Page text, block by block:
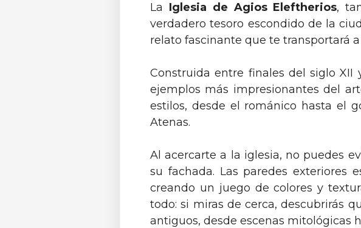
La Iglesia de Agios Eleftherios,
verdadero tesoro escondido de la
relato fascinante que te transportará a
Construida entre finales del siglo XII
ejemplos más impresionantes del
estilos, desde el románico hasta el
Atenas.
Al acercarte a la iglesia, no puedes
su fachada. Las paredes exteriores
creando un juego de colores y
todo: si miras de cerca, descubrirás
antiguos, desde escenas mitológicas